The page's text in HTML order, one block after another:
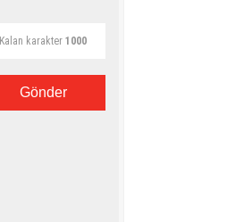
Kalan karakter 1000
Gönder